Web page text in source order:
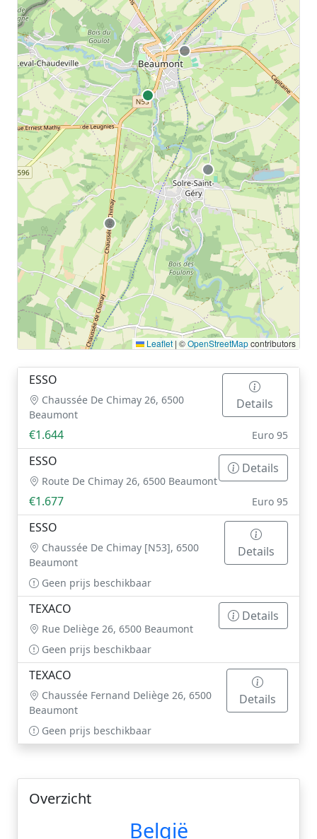
Leaflet | ©OpenStreetMapcontributors
ESSO
Chaussée De Chimay 26, 6500
Beaumont
Details
€1.644
Euro 95
ESSO
Route De Chimay 26, 6500 Beaumont
Details
€1.677 Euro 95
ESSO
Chaussée De Chimay [N53], 6500
Beaumont
Details
Geen prijs beschikbaar
TEXACO
Rue Deliège 26, 6500 Beaumont
Details
Geen prijs beschikbaar
TEXACO
Chaussée Fernand Deliège 26, 6500
Beaumont
Details
Geen prijs beschikbaar
Overzicht
België